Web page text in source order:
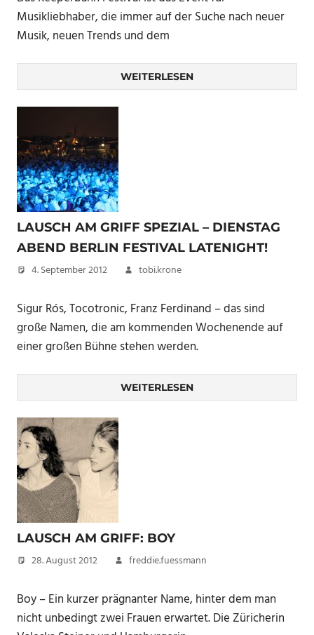
Musikliebhaber, die immer auf der Suche nach neuer
Musik, neuen Trends und dem
WEITERLESEN
LAUSCH AM GRIFF SPEZIAL – DIENSTAG
ABEND BERLIN FESTIVAL LATENIGHT!
4. September 2012 tobi.krone
Sigur Rós, Tocotronic, Franz Ferdinand – das sind
große Namen, die am kommenden Wochenende auf
einer großen Bühne stehen werden.
WEITERLESEN
LAUSCH AM GRIFF: BOY
28. August 2012 freddie.fuessmann
Boy – Ein kurzer prägnanter Name, hinter dem man
nicht unbedingt zwei Frauen erwartet. Die Züricherin